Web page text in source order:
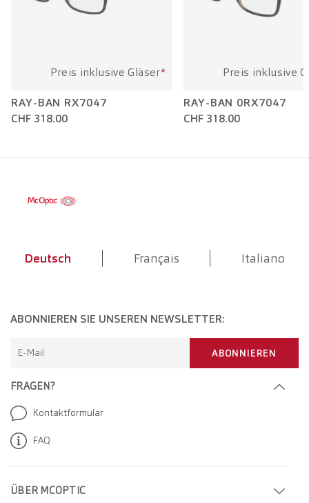
Preis inklusive Gläser*
RAY-BAN RX7047
CHF 318.00
Preis inklusive
RAY-BAN 0RX7047
CHF 318.00
Deutsch Français Italiano
ÜBER MCOPTIC
FRAGEN?
Kontaktformular
FAQ
ABONNIEREN SIE UNSEREN NEWSLETTER:
E-Mail ABONNIEREN